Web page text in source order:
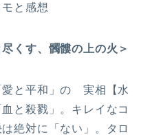
と感想
くす、髑髏の上の火＞
愛と平和」の 実相【水
殺戮」。キレイなコ
絶対に「ない」。タロ